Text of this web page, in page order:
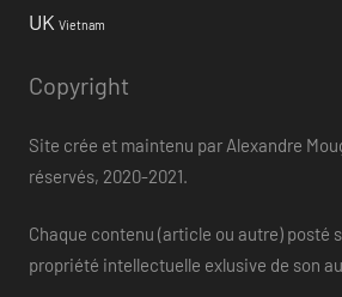
UK Vietnam
Copyright
Site crée et maintenu par Alexandre
réservés, 2020-2021.
Chaque contenu (article ou autre) posté
propriété intellectuelle exlusive de son